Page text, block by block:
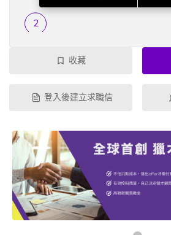
收藏
登入後建立求職信